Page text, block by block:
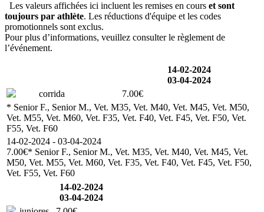
Les valeurs affichées ici incluent les remises en cours et sont
toujours par athlète. Les réductions d'équipe et les codes
promotionnels sont exclus.
Pour plus d’informations, veuillez consulter le règlement de
l’événement.
14-02-2024
03-04-2024
corrida
7.00€
* Senior F., Senior M., Vet. M35, Vet. M40, Vet. M45, Vet. M50,
Vet. M55, Vet. M60, Vet. F35, Vet. F40, Vet. F45, Vet. F50, Vet.
F55, Vet. F60
14-02-2024 - 03-04-2024
7.00€* Senior F., Senior M., Vet. M35, Vet. M40, Vet. M45, Vet.
M50, Vet. M55, Vet. M60, Vet. F35, Vet. F40, Vet. F45, Vet. F50,
Vet. F55, Vet. F60
14-02-2024
03-04-2024